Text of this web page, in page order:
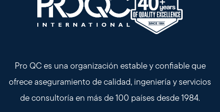
Pro QC es una organización estable y confiable que
ofrece aseguramiento de calidad, ingeniería y servicios
de consultoría en más de 100 países desde 1984.